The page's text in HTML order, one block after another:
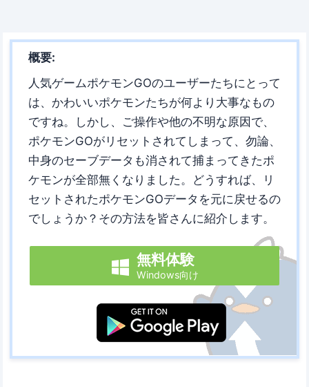
概要:
人気ゲームポケモンGOのユーザーたちにとって
は、かわいいポケモンたちが何より大事なもの
ですね。しかし、ご操作や他の不明な原因で、
ポケモンGOがリセットされてしまって、勿論、
中身のセーブデータも消されて捕まってきたポ
ケモンが全部無くなりました。どうすれば、リ
セットされたポケモンGOデータを元に戻せるの
でしょうか？その方法を皆さんに紹介します。
 無料体験
Windows向け